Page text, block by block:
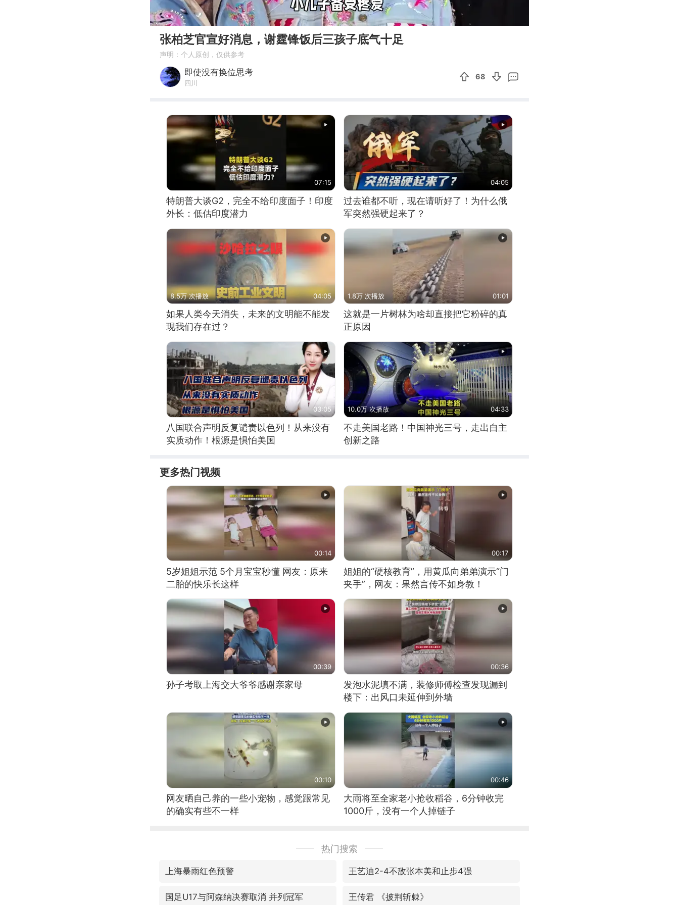
00:00
张柏芝官宣好消息，谢霆锋饭后三孩子底气十足
声明：个人原创，仅供参考
即使没有换位思考
四川
68
07:15
特朗普大谈G2，完全不给印度面子！印度
外长：低估印度潜力
04:05
过去谁都不听，现在请听好了！为什么俄
军突然强硬起来了？
8.5万 次播放 04:05
如果人类今天消失，未来的文明能不能发
现我们存在过？
1.8万 次播放 01:01
这就是一片树林为啥却直接把它粉碎的真
正原因
03:05
八国联合声明反复谴责以色列！从来没有
实质动作！根源是惧怕美国
10.0万 次播放 04:33
不走美国老路！中国神光三号，走出自主
创新之路
更多热门视频
00:14
5岁姐姐示范 5个月宝宝秒懂 网友：原来
二胎的快乐长这样
00:17
姐姐的“硬核教育”，用黄瓜向弟弟演示“门
夹手”，网友：果然言传不如身教！
00:39
孙子考取上海交大爷爷感谢亲家母
00:36
发泡水泥填不满，装修师傅检查发现漏到
楼下：出风口未延伸到外墙
00:10
网友晒自己养的一些小宠物，感觉跟常见
的确实有些不一样
00:46
大雨将至全家老小抢收稻谷，6分钟收完
1000斤，没有一个人掉链子
热门搜索
上海暴雨红色预警 王艺迪2-4不敌张本美和止步4强
国足U17与阿森纳决赛取消 并列冠军 王传君 《披荆斩棘》